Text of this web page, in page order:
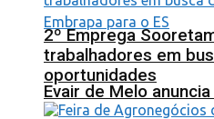
Evair de Melo
2º Emprega
trabalhadores em
oportunidades